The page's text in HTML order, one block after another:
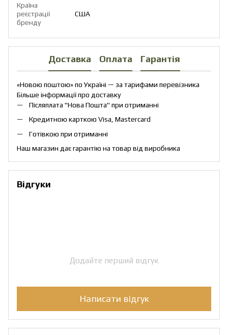
Країна
реєстрації
бренду
США
Доставка Оплата Гарантія
«Новою поштою» по Україні — за тарифами перевізника
Більше інформації про доставку
Післяплата "Нова Пошта" при отриманні
Кредитною карткою Visa, Mastercard
Готівкою при отриманні
Наш магазин дає гарантію на товар від виробника
Відгуки
Додайте перший відгук
Написати відгук